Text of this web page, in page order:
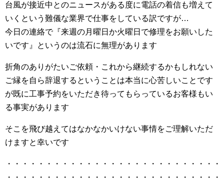
台風が接近中とのニュースがある度に電話の着信も増えて
いくという難儀な業界で仕事をしている訳ですが…
今日の連絡で『来週の月曜日か火曜日で修理をお願いした
いです』というのは流石に無理があります
折角のありがたいご依頼・これから継続するかもしれない
ご縁を自ら辞退するということは本当に心苦しいことです
が既に工事予約をいただき待ってもらっているお客様もい
る事実があります
そこを飛び越えてはなかなかいけない事情をご理解いただ
けますと幸いです
・・・・・・・・・・・・・・・・・・・・・・・・・・
・・・・・・・・・・・・・・・・・・・・・・・・・・